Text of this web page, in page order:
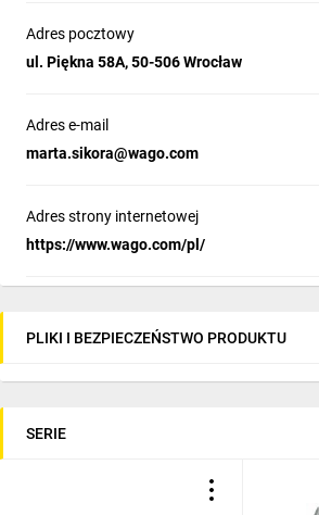
Adres pocztowy
ul. Piękna 58A, 50-506 Wrocław
Adres e-mail
marta.sikora@wago.com
Adres strony internetowej
https://www.wago.com/pl/
PLIKI I BEZPIECZEŃSTWO PRODUKTU
SERIE